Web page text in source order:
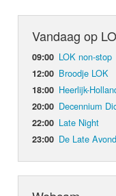
Vandaag op
09:00 LOK non-stop
12:00 Broodje LOK
18:00 Heerlijk-
20:00 Decennium
22:00 Late Night
23:00 De Late Avond